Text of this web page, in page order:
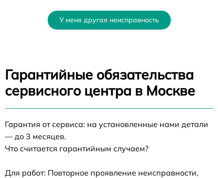
У меня другая неисправность
Гарантийные обязательства
сервисного центра в Москве
Гарантия от сервиса: на установленные нами детали
— до 3 месяцев.
Что считается гарантийным случаем?
Для работ: Повторное проявление неисправности,